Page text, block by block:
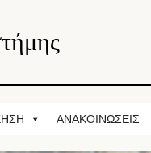
ΑΝΑΚΟΙΝΩΣΕΙΣ